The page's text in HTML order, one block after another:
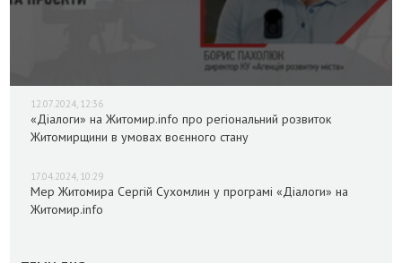
12.07.2024, 12:36
«Діалоги» на Житомир.info про регіональний розвиток
Житомирщини в умовах воєнного стану
17.04.2024, 10:29
Мер Житомира Сергій Сухомлин у програмі «Діалоги» на
Житомир.info